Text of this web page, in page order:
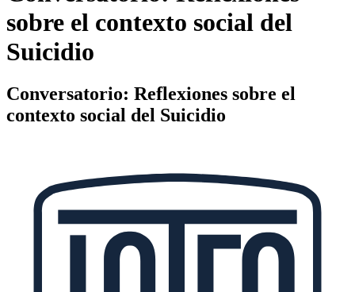
sobre el contexto social del
Suicidio
Conversatorio: Reflexiones sobre el
contexto social del Suicidio